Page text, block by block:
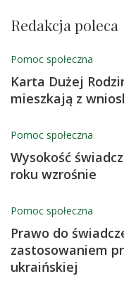
Redakcja poleca
Pomoc społeczna
Karta Dużej
mieszkają z
Pomoc społeczna
Wysokość
roku wzrośnie
Pomoc społeczna
Prawo do
zastosowaniem
ukraińskiej